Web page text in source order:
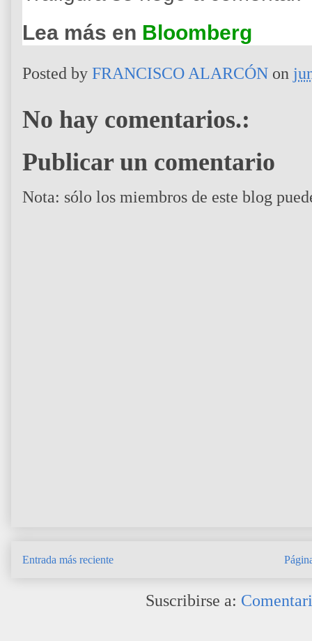
Lea más en Bloomberg
Posted by FRANCISCO ALARCÓN on
No hay comentarios.:
Publicar un comentario
Nota: sólo los miembros de este blog
Entrada más reciente
Suscribirse a: